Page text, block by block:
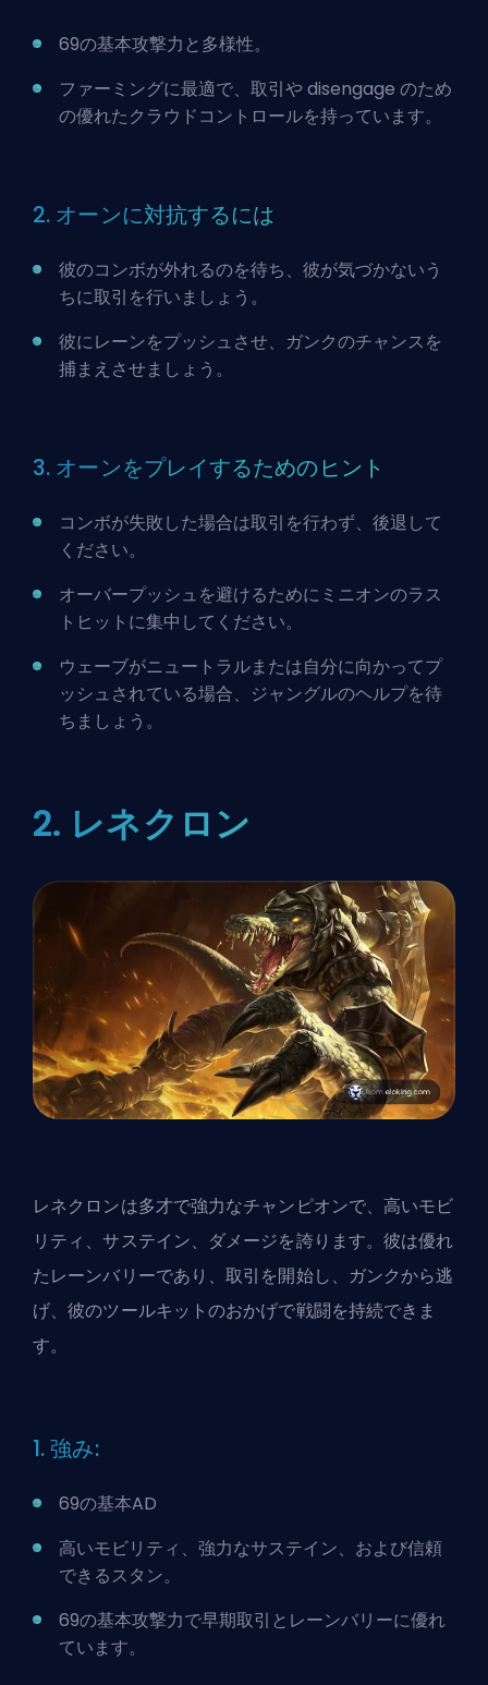
69の基本攻撃力と多様性。
ファーミングに最適で、取引や disengage のため
の優れたクラウドコントロールを持っています。
2. オーンに対抗するには
彼のコンボが外れるのを待ち、彼が気づかないう
ちに取引を行いましょう。
彼にレーンをプッシュさせ、ガンクのチャンスを
捕まえさせましょう。
3. オーンをプレイするためのヒント
コンボが失敗した場合は取引を行わず、後退して
ください。
オーバープッシュを避けるためにミニオンのラス
トヒットに集中してください。
ウェーブがニュートラルまたは自分に向かってプ
ッシュされている場合、ジャングルのヘルプを待
ちましょう。
2. レネクロン
レネクロンは多才で強力なチャンピオンで、高いモビ
リティ、サステイン、ダメージを誇ります。彼は優れ
たレーンバリーであり、取引を開始し、ガンクから逃
げ、彼のツールキットのおかげで戦闘を持続できま
す。
1. 強み:
69の基本AD
高いモビリティ、強力なサステイン、および信頼
できるスタン。
69の基本攻撃力で早期取引とレーンバリーに優れ
ています。